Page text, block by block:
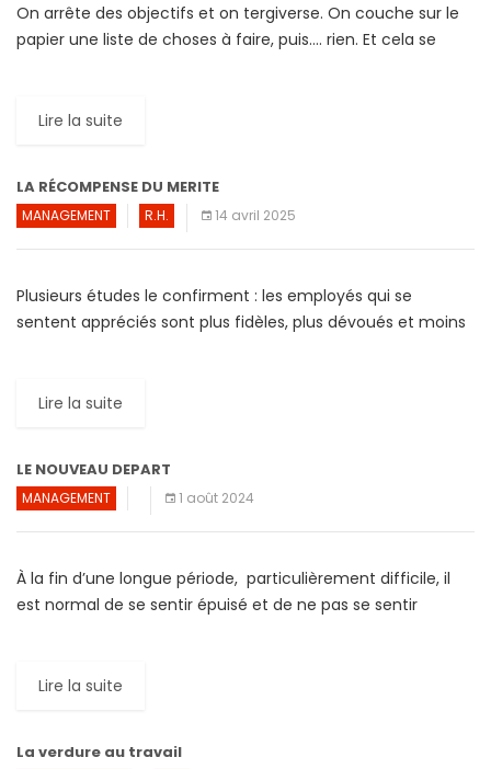
On arrête des objectifs et on tergiverse. On couche sur le
papier une liste de choses à faire, puis…. rien. Et cela se
Lire la suite
LA RÉCOMPENSE DU MERITE
MANAGEMENT R.H. 14 avril 2025
Plusieurs études le confirment : les employés qui se
sentent appréciés sont plus fidèles, plus dévoués et moins
Lire la suite
LE NOUVEAU DEPART
MANAGEMENT 1 août 2024
À la fin d’une longue période, particulièrement difficile, il
est normal de se sentir épuisé et de ne pas se sentir
Lire la suite
La verdure au travail